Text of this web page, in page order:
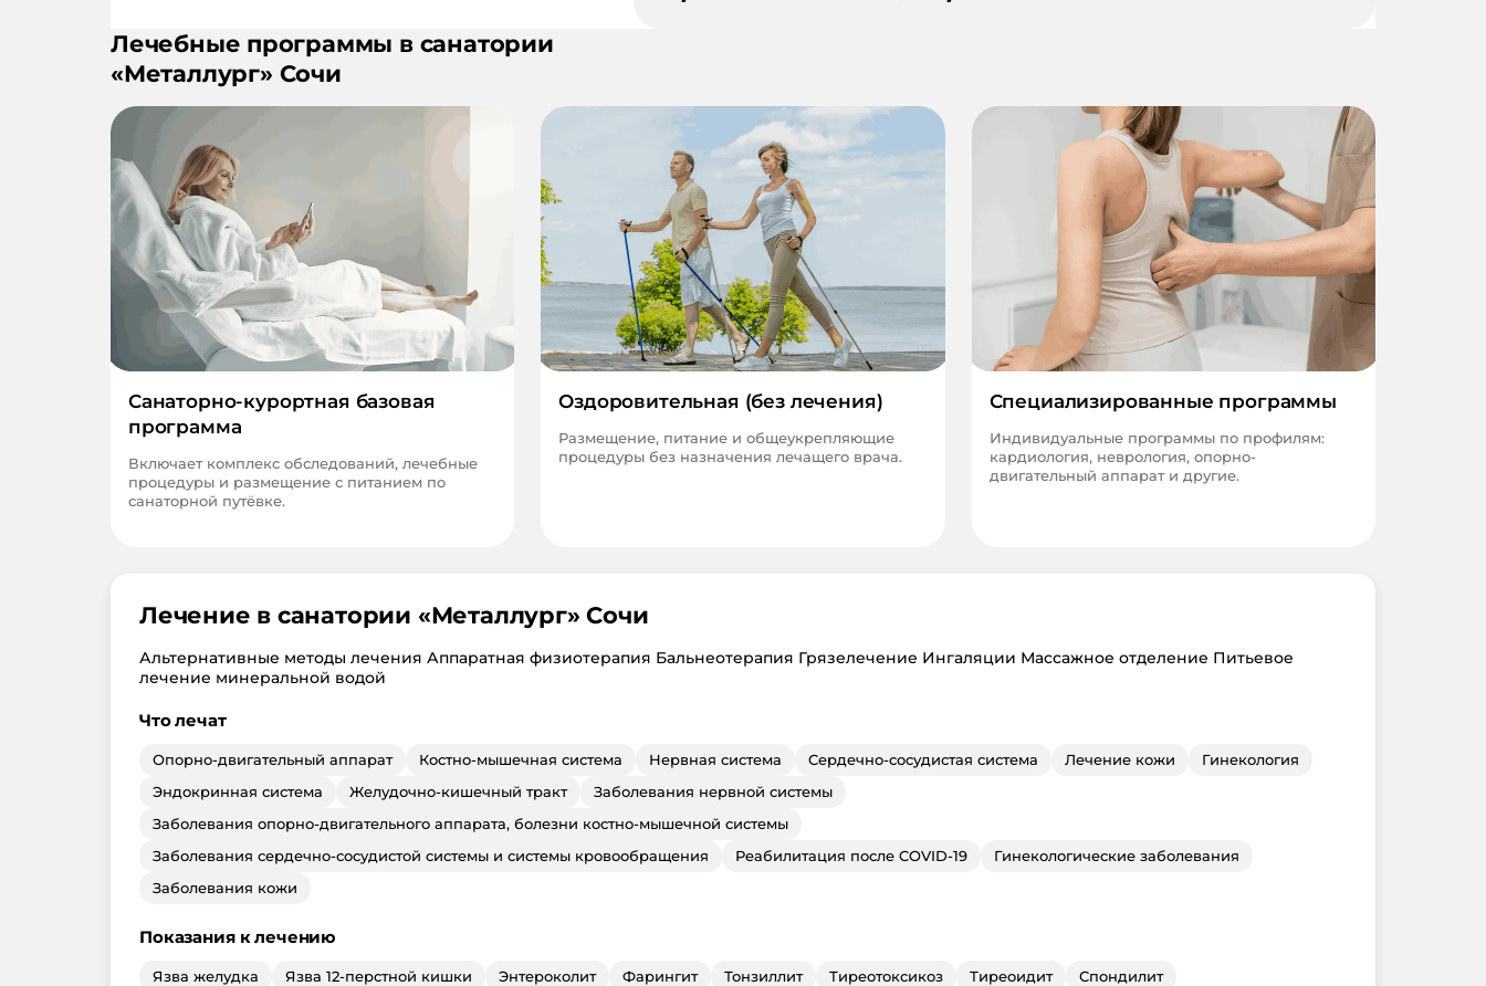
Лечебные программы в санатории
«Металлург» Сочи
Санаторно-курортная базовая
программа
Включает комплекс обследований, лечебные
процедуры и размещение с питанием по
санаторной путёвке.
Оздоровительная (без лечения)
Размещение, питание и общеукрепляющие
процедуры без назначения лечащего врача.
Специализированные программы
Индивидуальные программы по профилям:
кардиология, неврология, опорно-
двигательный аппарат и другие.
Лечение в санатории «Металлург» Сочи
Альтернативные методы лечения Аппаратная физиотерапия Бальнеотерапия Грязелечение Ингаляции Массажное отделение Питьевое
лечение минеральной водой
Что лечат
Опорно-двигательный аппарат Костно-мышечная система Нервная система Сердечно-сосудистая система Лечение кожи
Гинекология
Эндокринная система
Желудочно-кишечный тракт
Заболевания нервной системы
Заболевания опорно-двигательного аппарата, болезни костно-мышечной системы
Заболевания сердечно-сосудистой системы и системы кровообращения
Реабилитация после COVID-19
Гинекологические заболевания
Заболевания кожи
Показания к лечению
Язва желудка Язва 12-перстной кишки Энтероколит Фарингит Тонзиллит Тиреотоксикоз Тиреоидит
Спондилит